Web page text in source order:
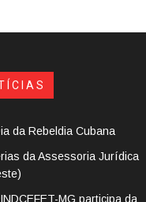
da Rebeldia Cubana
da Assessoria Jurídica
MG participa da